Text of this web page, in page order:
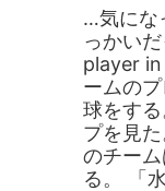
…気にな
っかい
player
ームの
球をす
プを見
のチー
る。 「